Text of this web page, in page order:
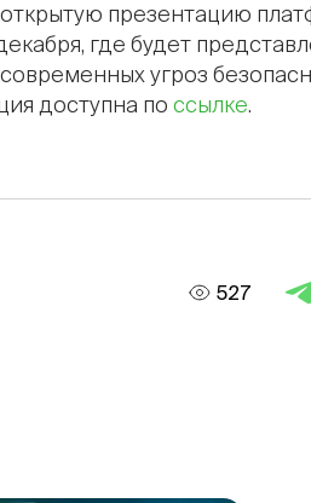
презентацию
где будет
угроз
доступна по ссылке.
527